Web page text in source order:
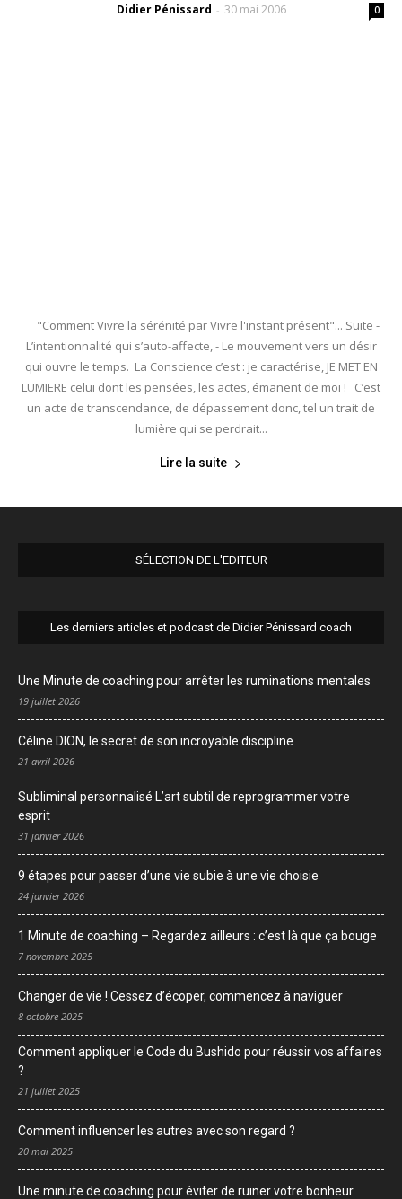
Didier Pénissard - 30 mai 2006 0
"Comment Vivre la sérénité par Vivre l'instant présent"... Suite -
L’intentionnalité qui s’auto-affecte, - Le mouvement vers un désir
qui ouvre le temps. La Conscience c’est : je caractérise, JE MET EN
LUMIERE celui dont les pensées, les actes, émanent de moi ! C’est
un acte de transcendance, de dépassement donc, tel un trait de
lumière qui se perdrait...
Lire la suite
SÉLECTION DE L'EDITEUR
Les derniers articles et podcast de Didier Pénissard coach
Une Minute de coaching pour arrêter les ruminations mentales
19 juillet 2026
Céline DION, le secret de son incroyable discipline
21 avril 2026
Subliminal personnalisé L’art subtil de reprogrammer votre
esprit
31 janvier 2026
9 étapes pour passer d’une vie subie à une vie choisie
24 janvier 2026
1 Minute de coaching – Regardez ailleurs : c’est là que ça bouge
7 novembre 2025
Changer de vie ! Cessez d’écoper, commencez à naviguer
8 octobre 2025
Comment appliquer le Code du Bushido pour réussir vos affaires
?
21 juillet 2025
Comment influencer les autres avec son regard ?
20 mai 2025
Une minute de coaching pour éviter de ruiner votre bonheur